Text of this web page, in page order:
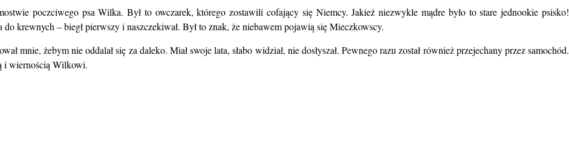
poczciwego psa Wilka. Był to owczarek, którego zostawili cofający się Niemcy. Jakież niezwykle mądre było to stare jednookie psisko!
krewnych – biegł pierwszy i naszczekiwał. Był to znak, że niebawem pojawią się Mieczkowscy.
mnie, żebym nie oddalał się za daleko. Miał swoje lata, słabo widział, nie dosłyszał. Pewnego razu został również przejechany przez samochód.
i wiernością Wilkowi.